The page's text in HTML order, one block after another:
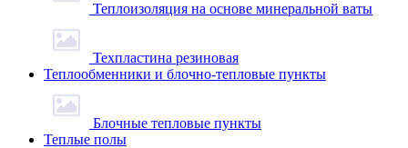
Теплоизоляция на основе минеральной ваты
Техпластина резиновая
Теплообменники и блочно-тепловые пункты
Блочные тепловые пункты
Теплые полы